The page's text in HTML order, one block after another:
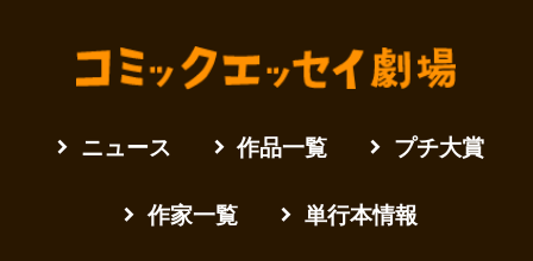
ニュース 作品一覧 プチ大賞
作家一覧 単行本情報